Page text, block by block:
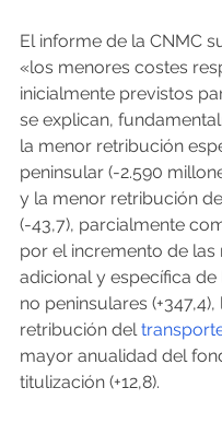
El informe de la CNMC
«los menores costes
inicialmente previstos
se explican,
la menor retribución
peninsular (-2.590
y la menor retribución
(-43,7), parcialmente
por el incremento de las
adicional y específica de
no peninsulares
retribución del
mayor anualidad del
titulización (+12,8).